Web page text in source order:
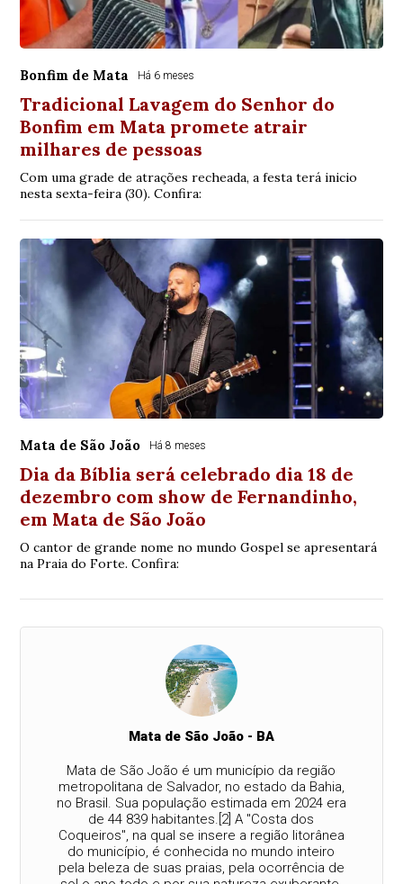
Bonfim de Mata Há 6 meses
Tradicional Lavagem do Senhor do
Bonfim em Mata promete atrair
milhares de pessoas
Com uma grade de atrações recheada, a festa terá inicio
nesta sexta-feira (30). Confira:
Mata de São João Há 8 meses
Dia da Bíblia será celebrado dia 18 de
dezembro com show de Fernandinho,
em Mata de São João
O cantor de grande nome no mundo Gospel se apresentará
na Praia do Forte. Confira:
Mata de São João - BA
Mata de São João é um município da região
metropolitana de Salvador, no estado da Bahia,
no Brasil. Sua população estimada em 2024 era
de 44 839 habitantes.[2] A "Costa dos
Coqueiros", na qual se insere a região litorânea
do município, é conhecida no mundo inteiro
pela beleza de suas praias, pela ocorrência de